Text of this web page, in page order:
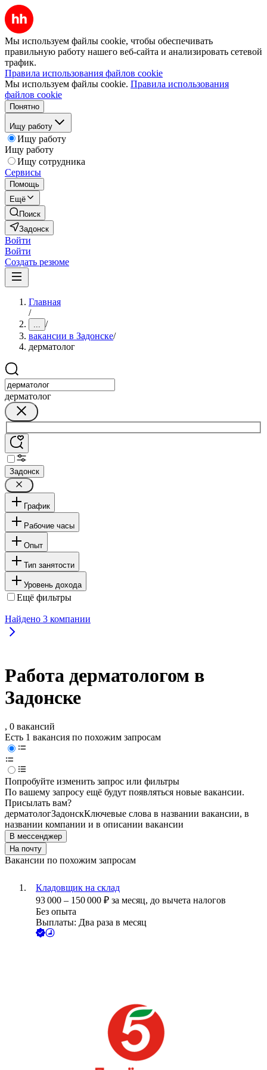
Мы используем файлы cookie, чтобы обеспечивать
правильную работу нашего веб-сайта и анализировать сетевой
трафик.
Правила использования файлов cookie
Мы используем файлы cookie. Правила использования
файлов cookie
Понятно
Ищу работу
Ищу работу
Ищу работу
Ищу сотрудника
Сервисы
Помощь
Ещё
Поиск
Задонск
Войти
Войти
Создать резюме
Главная
/
... /
вакансии в Задонске/
дерматолог
дерматолог
Задонск
График
Рабочие часы
Опыт
Тип занятости
Уровень дохода
Ещё фильтры
Найдено 3 компании
Работа дерматологом в
Задонске
, 0 вакансий
Есть 1 вакансия по похожим запросам
Попробуйте изменить запрос или фильтры
По вашему запросу ещё будут появляться новые вакансии.
Присылать вам?
дерматологЗадонскКлючевые слова в названии вакансии, в
названии компании и в описании вакансии
В мессенджер
На почту
Вакансии по похожим запросам
Кладовщик на склад
93 000 – 150 000 ₽ за месяц, до вычета налогов
Без опыта
Выплаты: Два раза в месяц